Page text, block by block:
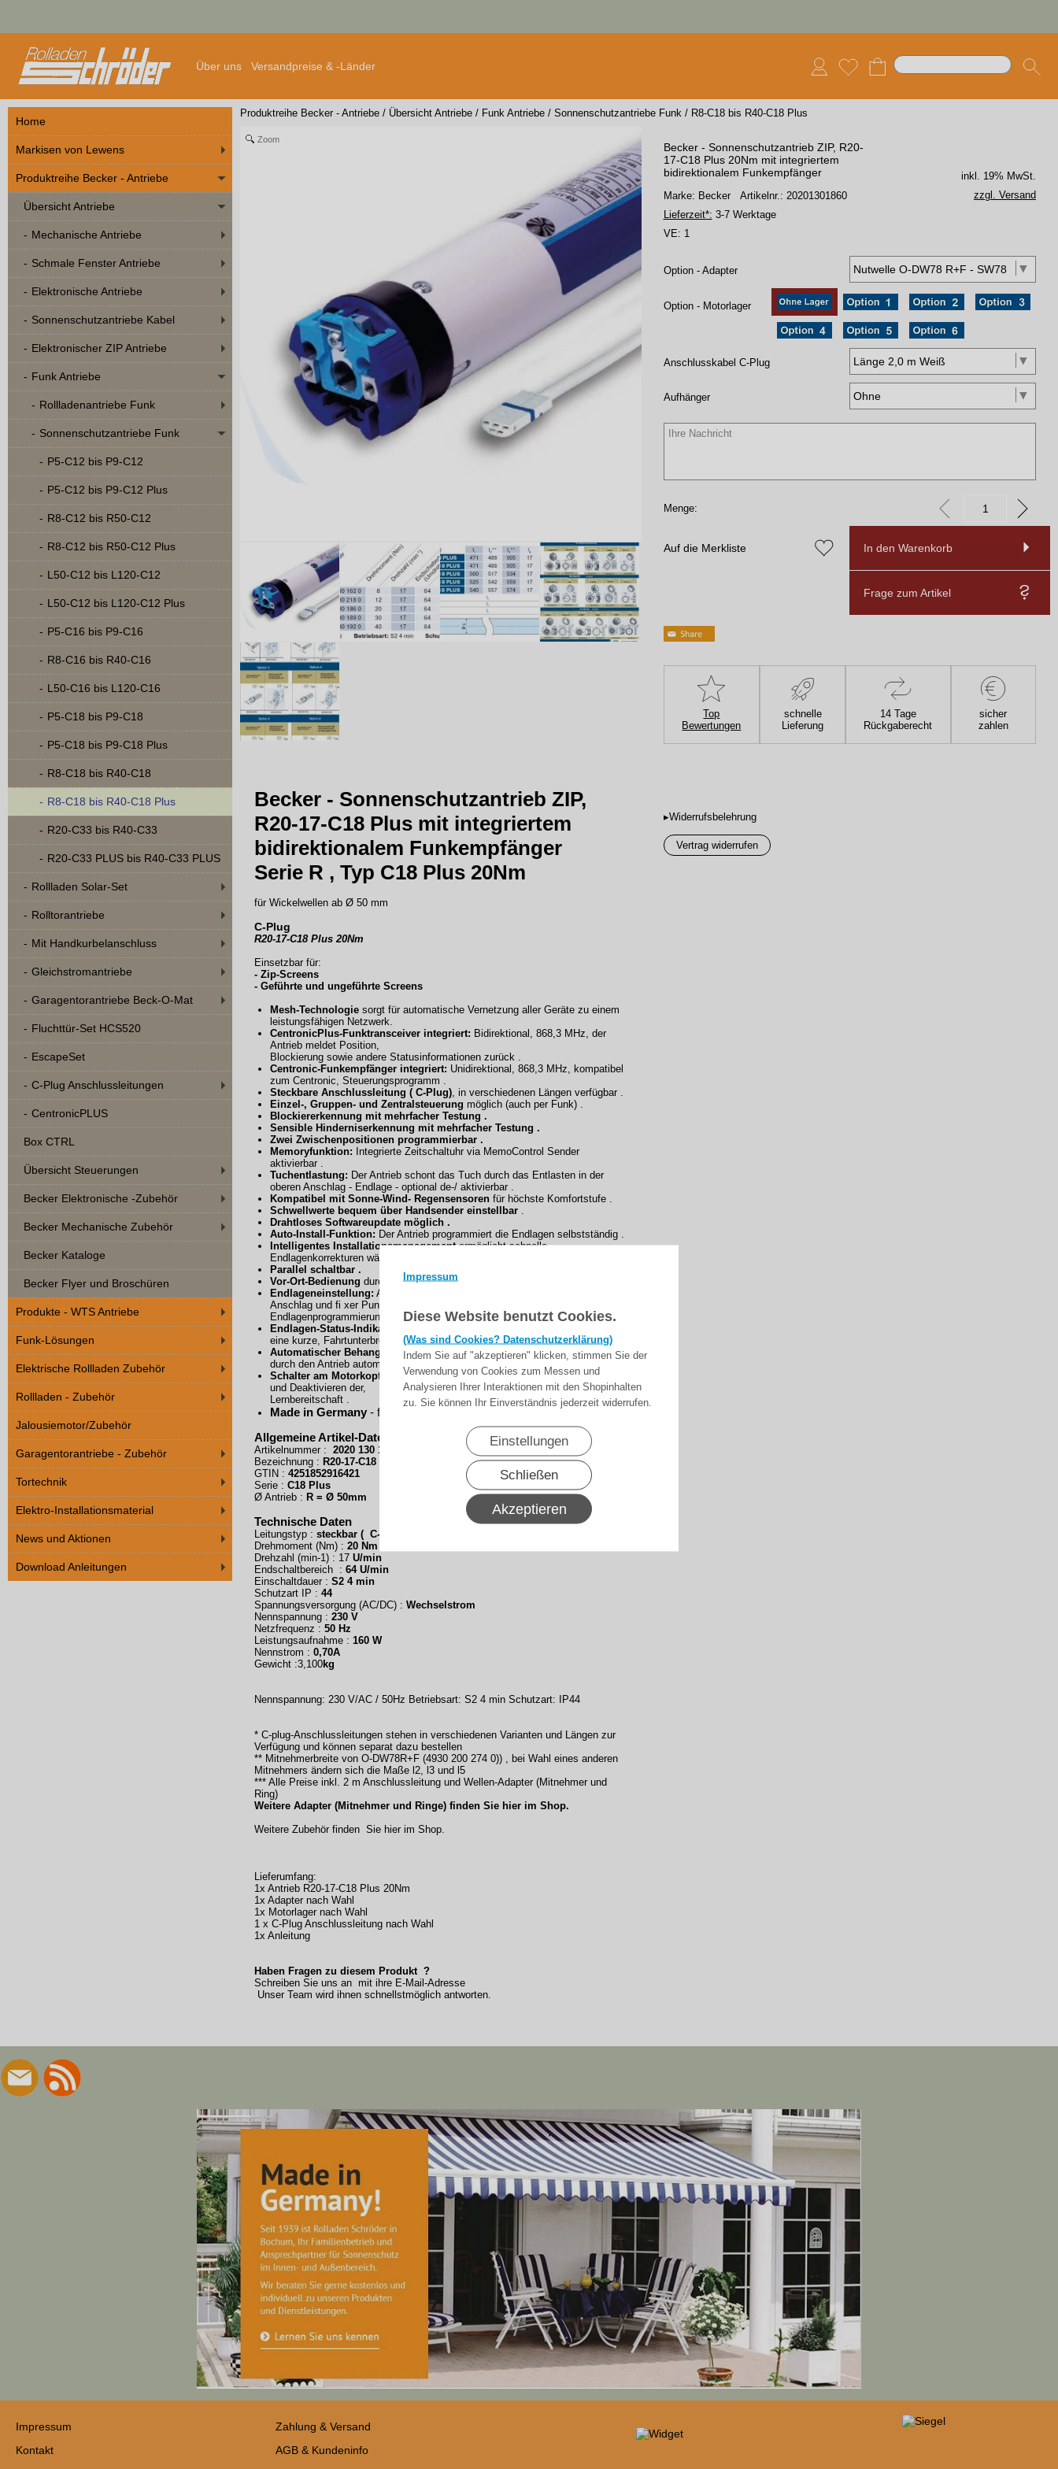
Impressum
Diese Website benutzt Cookies.
(Was sind Cookies? Datenschutzerklärung)
Indem Sie auf "akzeptieren" klicken, stimmen Sie der
Verwendung von Cookies zum Messen und
Analysieren Ihrer Interaktionen mit den Shopinhalten
zu. Sie können Ihr Einverständnis jederzeit widerrufen.
Einstellungen
Schließen
Akzeptieren
Über uns Versandpreise & -Länder
Home
Markisen von Lewens
Produktreihe Becker - Antriebe
Übersicht Antriebe
Mechanische Antriebe
Schmale Fenster Antriebe
Elektronische Antriebe
Sonnenschutzantriebe Kabel
Elektronischer ZIP Antriebe
Funk Antriebe
Rollladenantriebe Funk
Sonnenschutzantriebe Funk
P5-C12 bis P9-C12
P5-C12 bis P9-C12 Plus
R8-C12 bis R50-C12
R8-C12 bis R50-C12 Plus
L50-C12 bis L120-C12
L50-C12 bis L120-C12 Plus
P5-C16 bis P9-C16
R8-C16 bis R40-C16
L50-C16 bis L120-C16
P5-C18 bis P9-C18
P5-C18 bis P9-C18 Plus
R8-C18 bis R40-C18
R8-C18 bis R40-C18 Plus
R20-C33 bis R40-C33
R20-C33 PLUS bis R40-C33 PLUS
Rollladen Solar-Set
Rolltorantriebe
Mit Handkurbelanschluss
Gleichstromantriebe
Garagentorantriebe Beck-O-Mat
Fluchttür-Set HCS520
EscapeSet
C-Plug Anschlussleitungen
CentronicPLUS
Box CTRL
Übersicht Steuerungen
Becker Elektronische -Zubehör
Becker Mechanische Zubehör
Becker Kataloge
Becker Flyer und Broschüren
Produkte - WTS Antriebe
Funk-Lösungen
Elektrische Rollladen Zubehör
Rollladen - Zubehör
Jalousiemotor/Zubehör
Garagentorantriebe - Zubehör
Tortechnik
Elektro-Installationsmaterial
News und Aktionen
Download Anleitungen
Produktreihe Becker - Antriebe / Übersicht Antriebe / Funk Antriebe / Sonnenschutzantriebe Funk / R8-C18 bis R40-C18 Plus
Zoom
Becker - Sonnenschutzantrieb ZIP, R20-
17-C18 Plus 20Nm mit integriertem
bidirektionalem Funkempfänger
Marke: Becker Artikelnr.: 20201301860
Lieferzeit*: 3-7 Werktage
VE: 1
inkl. 19% MwSt.
zzgl. Versand
Option - Adapter
Option - Motorlager
Anschlusskabel C-Plug
Aufhänger
Menge:
Auf die Merkliste In den Warenkorb
Frage zum Artikel
Top
Bewertungen
schnelle
Lieferung
14 Tage
Rückgaberecht
sicher
zahlen
Becker - Sonnenschutzantrieb ZIP,
R20-17-C18 Plus mit integriertem
bidirektionalem Funkempfänger
Serie R , Typ C18 Plus 20Nm
für Wickelwellen ab Ø 50 mm
C-Plug
R20-17-C18 Plus 20Nm
Einsetzbar für:
- Zip-Screens
- Geführte und ungeführte Screens
Mesh-Technologie sorgt für automatische Vernetzung aller Geräte zu einem
leistungsfähigen Netzwerk.
CentronicPlus-Funktransceiver integriert: Bidirektional, 868,3 MHz, der
Antrieb meldet Position,
Blockierung sowie andere Statusinformationen zurück .
Centronic-Funkempfänger integriert: Unidirektional, 868,3 MHz, kompatibel
zum Centronic, Steuerungsprogramm .
Steckbare Anschlussleitung ( C-Plug), in verschiedenen Längen verfügbar .
Einzel-, Gruppen- und Zentralsteuerung möglich (auch per Funk) .
Blockiererkennung mit mehrfacher Testung .
Sensible Hinderniserkennung mit mehrfacher Testung .
Zwei Zwischenpositionen programmierbar .
Memoryfunktion: Integrierte Zeitschaltuhr via MemoControl Sender
aktivierbar .
Tuchentlastung: Der Antrieb schont das Tuch durch das Entlasten in der
oberen Anschlag - Endlage - optional de-/ aktivierbar .
Kompatibel mit Sonne-Wind- Regensensoren für höchste Komfortstufe .
Schwellwerte bequem über Handsender einstellbar .
Drahtloses Softwareupdate möglich .
Auto-Install-Funktion: Der Antrieb programmiert die Endlagen selbstständig .
Intelligentes Installationsmanagementermöglicht schnelle
Endlagenkorrekturen während der Installation.
Parallel schaltbar .
Vor-Ort-Bedienung durch einen bedrahteten 1-fach-Taster möglich .
Endlageneinstellung: Automatische Erkennung bei vorhandenem oberen
Anschlag und fi xer Punkt-
Endlagenprogrammierung oben/ unten .
Endlagen-Status-Indikator:
eine kurze, Fahrtunterbrechung an .
Automatischer Behanglängenausgleich:Ein Längen des Behangs wird
durch den Antrieb automatisch, erkannt und korrigiert.
Schalter am Motorkopf
zum Ändern der Drehrichtung und zum Aktivieren
und Deaktivieren der,
Lernbereitschaft .
Made in Germany - für höchste Zuverlässigkeit und Langlebigkeit .
Allgemeine Artikel-Daten
Artikelnummer : 2020 130 186 0
Bezeichnung : R20-17-C18 Plus
GTIN : 4251852916421
Serie : C18 Plus
Ø Antrieb : R = Ø 50mm
Technische Daten
Leitungstyp : steckbar ( C-Plug)
Drehmoment (Nm) : 20 Nm
Drehzahl (min-1) : 17 U/min
Endschaltbereich : 64 U/min
Einschaltdauer : S2 4 min
Schutzart IP : 44
Spannungsversorgung (AC/DC) : Wechselstrom
Nennspannung : 230 V
Netzfrequenz : 50 Hz
Leistungsaufnahme : 160 W
Nennstrom : 0,70A
Gewicht :3,100kg
Nennspannung: 230 V/AC / 50Hz Betriebsart: S2 4 min Schutzart: IP44
* C-plug-Anschlussleitungen stehen in verschiedenen Varianten und Längen zur
Verfügung und können separat dazu bestellen
** Mitnehmerbreite von O-DW78R+F (4930 200 274 0)) , bei Wahl eines anderen
Mitnehmers ändern sich die Maße l2, l3 und l5
*** Alle Preise inkl. 2 m Anschlussleitung und Wellen-Adapter (Mitnehmer und
Ring)
Weitere Adapter (Mitnehmer und Ringe) finden Sie hier im Shop.
Weitere Zubehör finden Sie hier im Shop.
Lieferumfang:
1x Antrieb R20-17-C18 Plus 20Nm
1x Adapter nach Wahl
1x Motorlager nach Wahl
1 x C-Plug Anschlussleitung nach Wahl
1x Anleitung
Haben Fragen zu diesem Produkt ?
Schreiben Sie uns an mit ihre E-Mail-Adresse
Unser Team wird ihnen schnellstmöglich antworten.
▸Widerrufsbelehrung
Vertrag widerrufen
Impressum
Kontakt
Zahlung & Versand
AGB & Kundeninfo